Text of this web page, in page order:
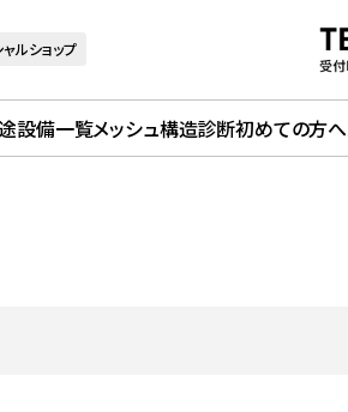
ルショップ
設備一覧メッシュ構造診断初めての方へ